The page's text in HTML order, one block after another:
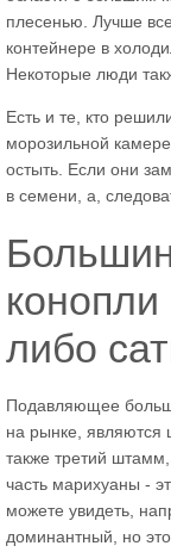
плесенью. Лучше
контейнере в
Некоторые люди
Есть и те, кто
морозильной
остыть. Если они
в семени, а,
либо
Подавляющее
на рынке, являются
также третий
часть марихуаны -
можете увидеть,
доминантный, но это